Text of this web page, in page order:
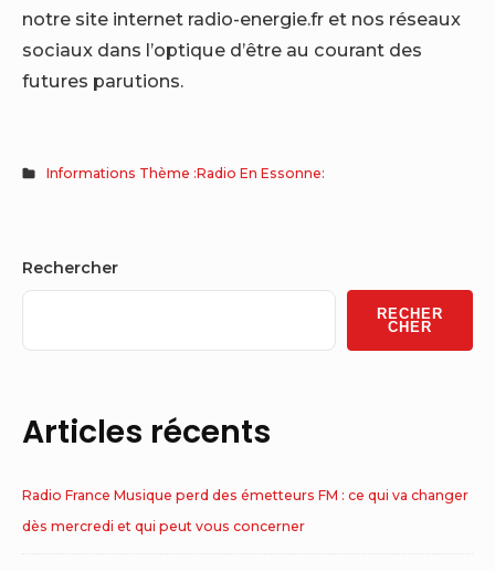
notre site internet radio-energie.fr et nos réseaux
sociaux dans l’optique d’être au courant des
futures parutions.
Informations Thème :Radio En Essonne:
Sidebar
Widget
Area
Rechercher
RECHER
CHER
Articles récents
Radio France Musique perd des émetteurs FM : ce qui va changer
dès mercredi et qui peut vous concerner